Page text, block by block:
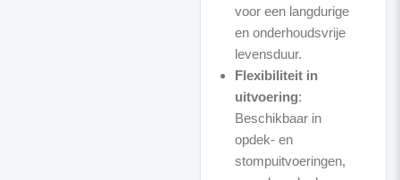
voor een langdurige
en onderhoudsvrije
levensduur.
Flexibiliteit in
uitvoering:
Beschikbaar in
opdek- en
stompuitvoeringen,